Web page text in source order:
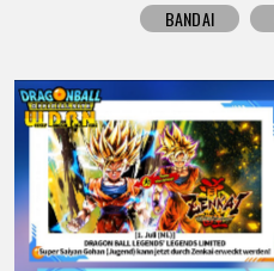
BANDAI